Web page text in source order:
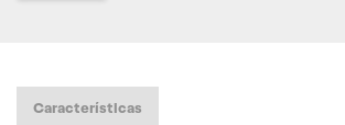
Características